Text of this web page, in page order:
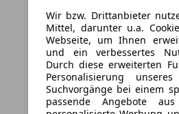
Wir bzw. Drittanbieter
Mittel, darunter u.a.
Webseite, um Ihnen
und ein verbessertes
Durch diese erweiterten
Personalisierung
Suchvorgänge bei einem
passende Angebote